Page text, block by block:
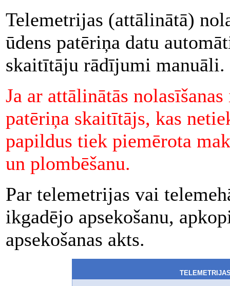
Telemetrijas (attālinātā)
ūdens patēriņa datu
skaitītāju rādījumi manuāli.
Ja ar attālinātās
patēriņa skaitītājs, kas
papildus tiek piemērota
un plombēšanu.
Par telemetrijas vai
ikgadējo apsekošanu,
apsekošanas akts.